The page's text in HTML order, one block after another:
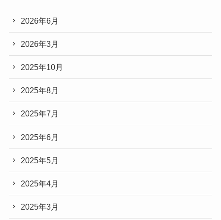
2026年6月
2026年3月
2025年10月
2025年8月
2025年7月
2025年6月
2025年5月
2025年4月
2025年3月